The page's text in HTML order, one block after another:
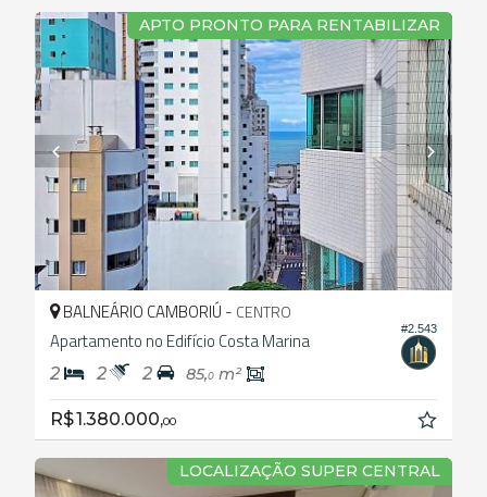
APTO PRONTO PARA RENTABILIZAR
#2.543
BALNEÁRIO CAMBORIÚ - CENTRO
Apartamento no Edifício Costa Marina
2 2 2 85,0 m²
R$ 1.380.000,00
LOCALIZAÇÃO SUPER CENTRAL